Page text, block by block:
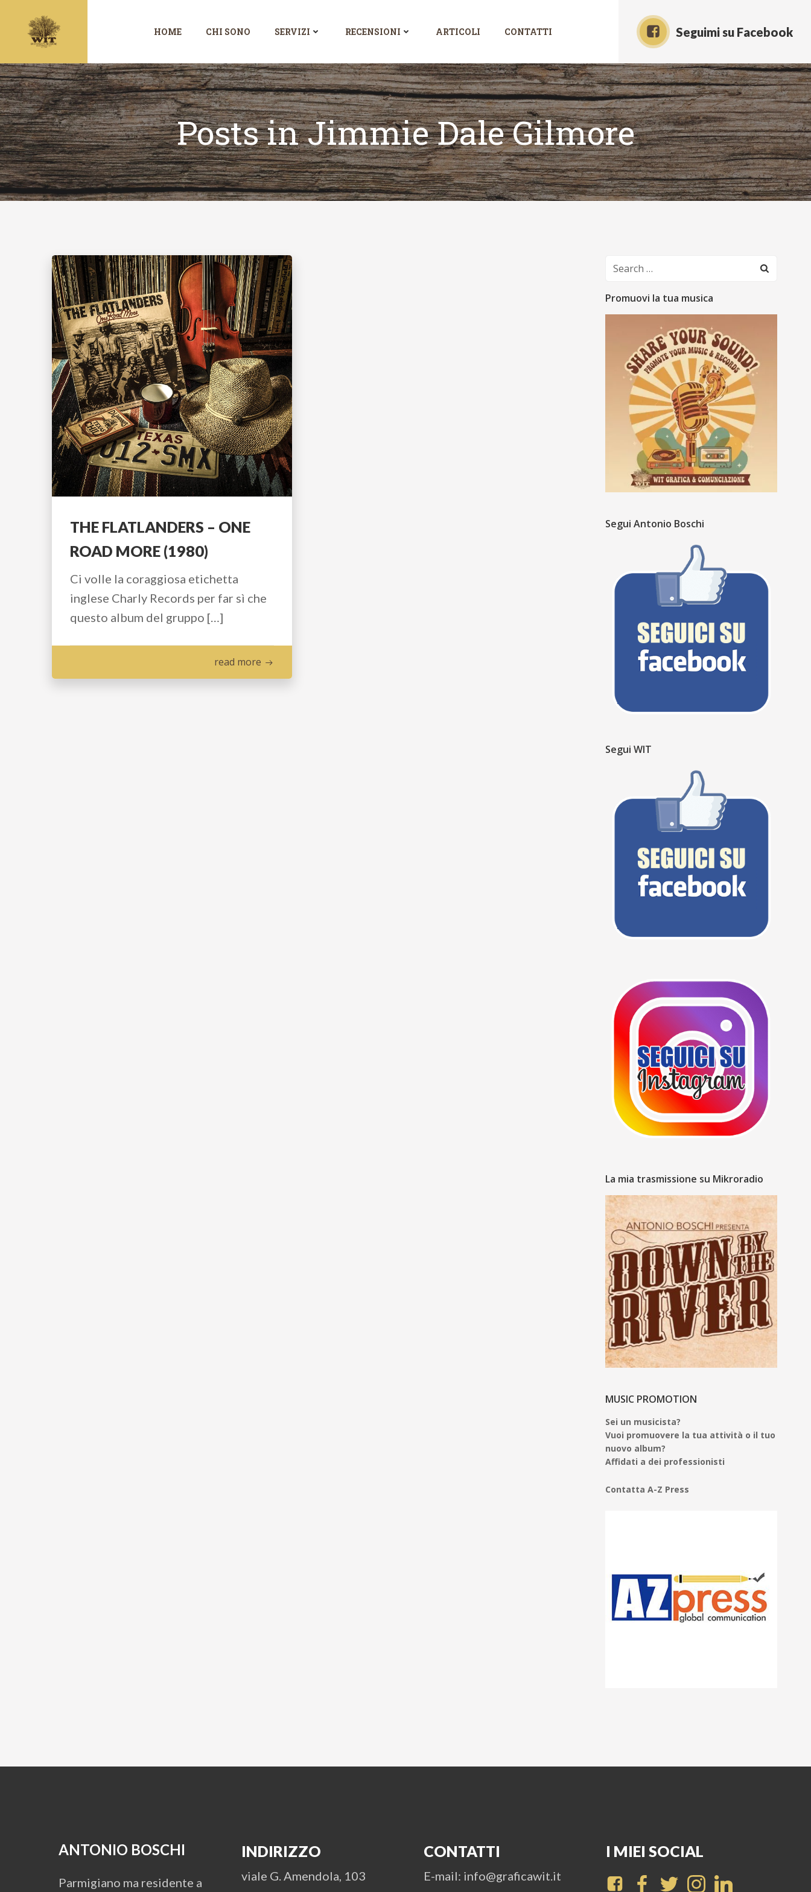
contenuto
HOME CHI SONO SERVIZI RECENSIONI ARTICOLI CONTATTI Seguimi su Facebook
Posts in Jimmie Dale Gilmore
THE FLATLANDERS – ONE
ROAD MORE (1980)
Ci volle la coraggiosa etichetta
inglese Charly Records per far sì che
questo album del gruppo […]
read more
Search
Promuovi la tua musica
Segui Antonio Boschi
Segui WIT
La mia trasmissione su Mikroradio
MUSIC PROMOTION
Sei un musicista?
Vuoi promuovere la tua attività o il tuo
nuovo album?
Affidati a dei professionisti
Contatta A-Z Press
ANTONIO BOSCHI
Parmigiano ma residente a
INDIRIZZO
viale G. Amendola, 103
CONTATTI
E-mail: info@graficawit.it
I MIEI SOCIAL